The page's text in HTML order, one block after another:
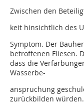
Zwischen den
keit hinsichtlich des
Symp­tom. Der
betroffenen Fliesen.
dass die
Wasserbe-
anspruchung
zurückbilden würden.